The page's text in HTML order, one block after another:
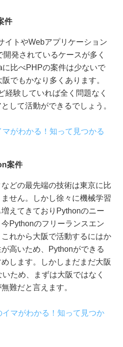
件
イトやWebアプリケーション
発されているケースが多く
比べPHPの案件は少ないで
でもかなり多くあります。
経験していれば全く問題なく
して活動ができるでしょう。
マがわかる！知って見つかる
案件
どの最先端の技術は東京に比
せん。しかし徐々に機械学習
えてきておりPythonのニー
Pythonのフリーランスエン
れから大阪で活動するにはか
高いため、Pythonができる
します。しかしまだまだ大阪
ため、まずは大阪ではなく
難だと言えます。
イマがわかる！知って見つか